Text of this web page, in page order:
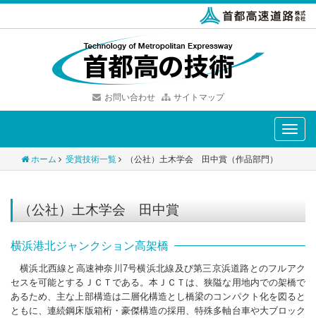
お問い合わせ サイトマップ
Toggle
ホーム 受賞技術一覧 （公社）土木学会 田中賞（作品部門）
（公社）土木学会 田中賞
横浜港北ジャンクション高架橋
横浜北西線と高速神奈川7号横浜北線及び第三京浜道路とのフルアク
セスを可能とするＪＣＴである。本ＪＣＴは、狭隘な用地内での架橋で
あるため、主な上部構造は二層化構造とし橋梁のコンパクト化を図ると
ともに、連続鋼床版箱桁・豪傑構造の採用、特殊多軸台車や大ブロック